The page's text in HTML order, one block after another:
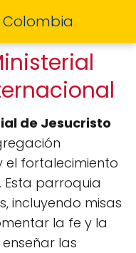
Colombia
de Jesucristo
fortalecimiento
Esta parroquia
incluyendo misas
la fe y la
las